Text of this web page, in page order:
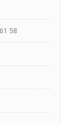
58